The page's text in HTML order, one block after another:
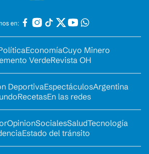
en:
EconomíaCuyo Minero
VerdeRevista OH
DeportivaEspectáculosArgentina
RecetasEn las redes
OpinionSocialesSaludTecnología
Estado del tránsito